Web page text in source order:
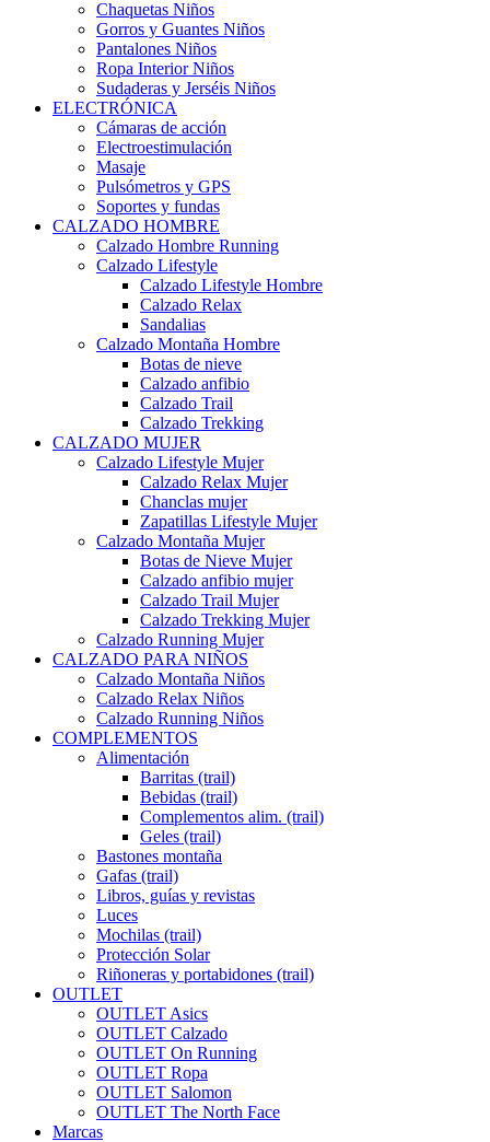
Chaquetas Niños
Gorros y Guantes Niños
Pantalones Niños
Ropa Interior Niños
Sudaderas y Jerséis Niños
ELECTRÓNICA
Cámaras de acción
Electroestimulación
Masaje
Pulsómetros y GPS
Soportes y fundas
CALZADO HOMBRE
Calzado Hombre Running
Calzado Lifestyle
Calzado Lifestyle Hombre
Calzado Relax
Sandalias
Calzado Montaña Hombre
Botas de nieve
Calzado anfibio
Calzado Trail
Calzado Trekking
CALZADO MUJER
Calzado Lifestyle Mujer
Calzado Relax Mujer
Chanclas mujer
Zapatillas Lifestyle Mujer
Calzado Montaña Mujer
Botas de Nieve Mujer
Calzado anfibio mujer
Calzado Trail Mujer
Calzado Trekking Mujer
Calzado Running Mujer
CALZADO PARA NIÑOS
Calzado Montaña Niños
Calzado Relax Niños
Calzado Running Niños
COMPLEMENTOS
Alimentación
Barritas (trail)
Bebidas (trail)
Complementos alim. (trail)
Geles (trail)
Bastones montaña
Gafas (trail)
Libros, guías y revistas
Luces
Mochilas (trail)
Protección Solar
Riñoneras y portabidones (trail)
OUTLET
OUTLET Asics
OUTLET Calzado
OUTLET On Running
OUTLET Ropa
OUTLET Salomon
OUTLET The North Face
Marcas